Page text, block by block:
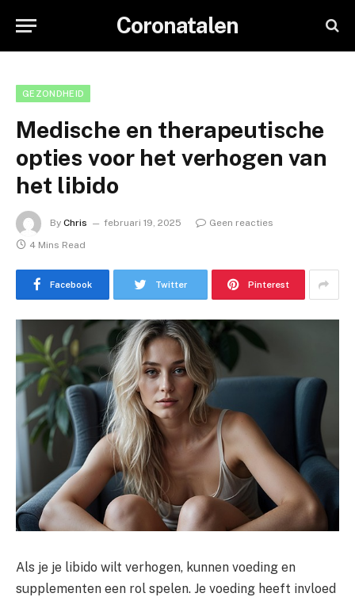
Coronatalen
GEZONDHEID
Medische en therapeutische
opties voor het verhogen van
het libido
By Chris februari 19, 2025
Geen reacties
4 Mins Read
Facebook Twitter Pinterest
Als je je libido wilt verhogen, kunnen voeding en
supplementen een rol spelen. Je voeding heeft invloed